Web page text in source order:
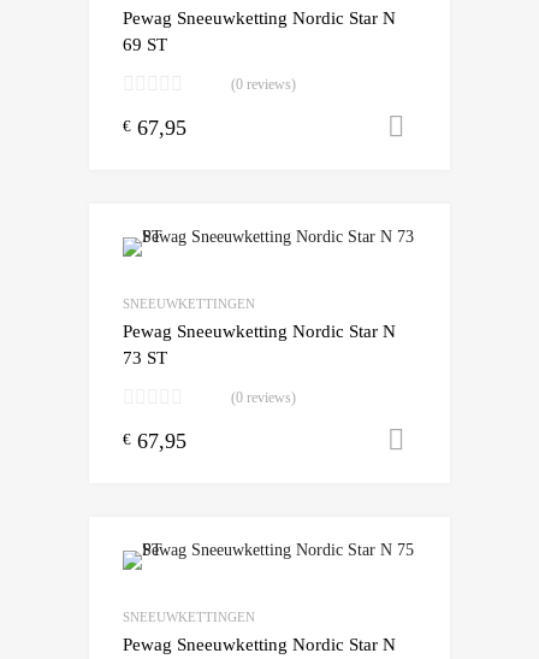
Pewag Sneeuwketting Nordic Star N
69 ST
(0 reviews)
€ 67,95
SNEEUWKETTINGEN
Pewag Sneeuwketting Nordic Star N
73 ST
(0 reviews)
€ 67,95
SNEEUWKETTINGEN
Pewag Sneeuwketting Nordic Star N